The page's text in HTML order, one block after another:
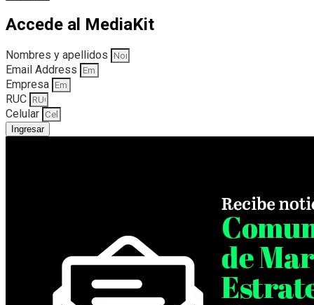
Accede al MediaKit
Nombres y apellidos
Email Address
Empresa
RUC
Celular
Ingresar